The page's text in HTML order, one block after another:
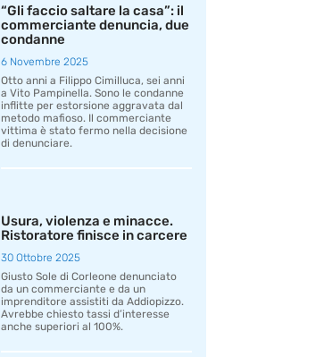
“Gli faccio saltare la casa”: il
commerciante denuncia, due
condanne
6 Novembre 2025
Otto anni a Filippo Cimilluca, sei anni
a Vito Pampinella. Sono le condanne
inflitte per estorsione aggravata dal
metodo mafioso. Il commerciante
vittima è stato fermo nella decisione
di denunciare.
Usura, violenza e minacce.
Ristoratore finisce in carcere
30 Ottobre 2025
Giusto Sole di Corleone denunciato
da un commerciante e da un
imprenditore assistiti da Addiopizzo.
Avrebbe chiesto tassi d’interesse
anche superiori al 100%.